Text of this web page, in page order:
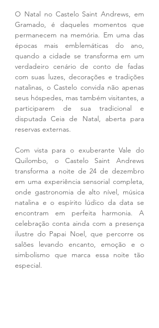
O Natal no Castelo Saint Andrews, em
Gramado, é daqueles momentos que
permanecem na memória. Em uma das
épocas mais emblemáticas do ano,
quando a cidade se transforma em um
verdadeiro cenário de conto de fadas
com suas luzes, decorações e tradições
natalinas, o Castelo convida não apenas
seus hóspedes, mas também visitantes, a
participarem de sua tradicional e
disputada Ceia de Natal, aberta para
reservas externas.
Com vista para o exuberante Vale do
Quilombo, o Castelo Saint Andrews
transforma a noite de 24 de dezembro
em uma experiência sensorial completa,
onde gastronomia de alto nível, música
natalina e o espírito lúdico da data se
encontram em perfeita harmonia. A
celebração conta ainda com a presença
ilustre do Papai Noel, que percorre os
salões levando encanto, emoção e o
simbolismo que marca essa noite tão
especial.